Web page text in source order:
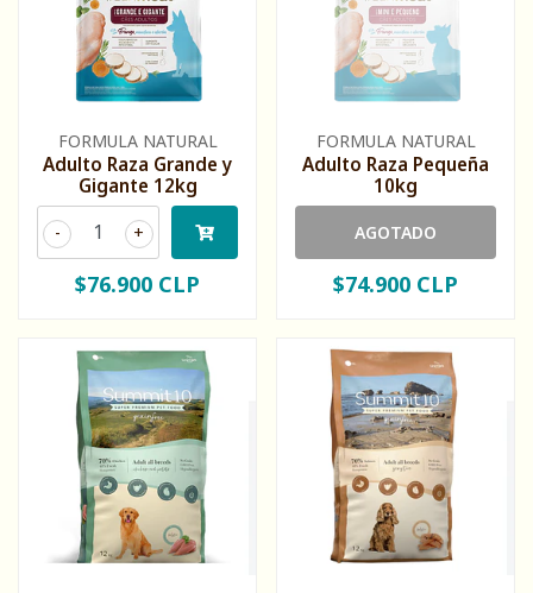
FORMULA NATURAL
Adulto Raza Grande y
Gigante 12kg
+
-
$76.900 CLP
FORMULA NATURAL
Adulto Raza Pequeña
10kg
AGOTADO
$74.900 CLP